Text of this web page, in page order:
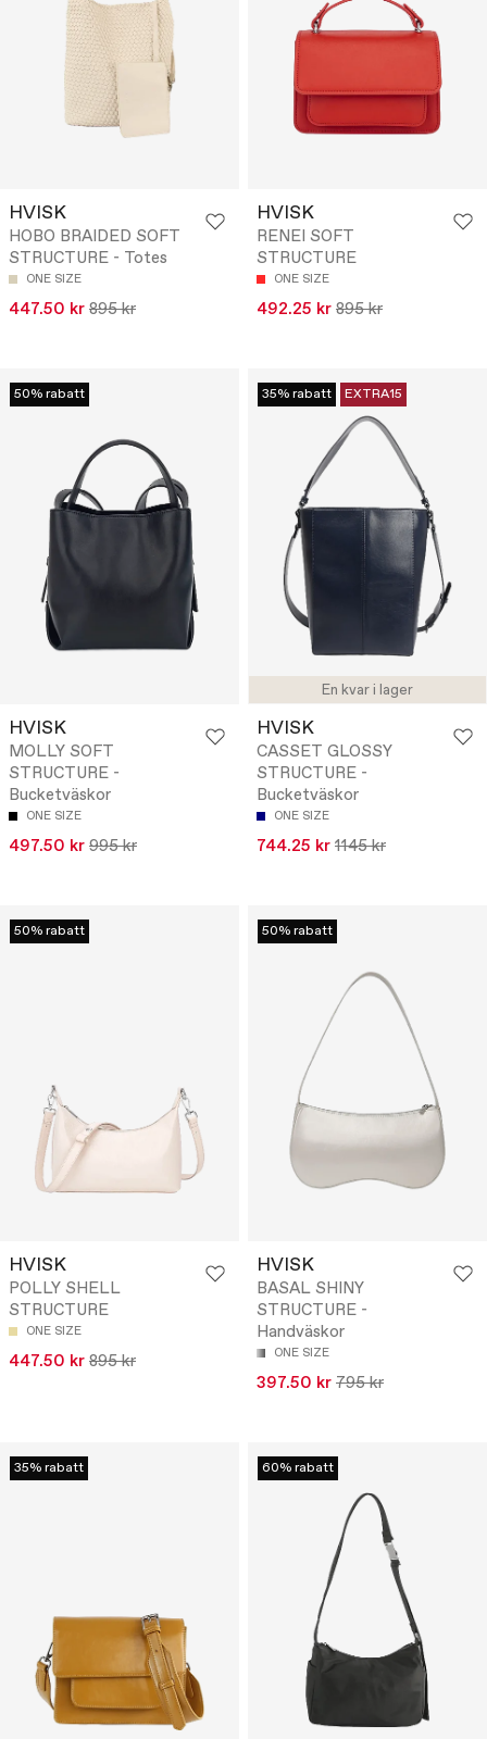
HVISK
HOBO BRAIDED SOFT
STRUCTURE - Totes
ONE SIZE
447.50 kr 895 kr
HVISK
RENEI SOFT
STRUCTURE
ONE SIZE
492.25 kr 895 kr
50% rabatt
HVISK
MOLLY SOFT
STRUCTURE -
Bucketväskor
ONE SIZE
497.50 kr 995 kr
En kvar i lager
35% rabatt EXTRA15
HVISK
CASSET GLOSSY
STRUCTURE -
Bucketväskor
ONE SIZE
744.25 kr 1145 kr
50% rabatt
HVISK
POLLY SHELL
STRUCTURE
ONE SIZE
447.50 kr 895 kr
50% rabatt
HVISK
BASAL SHINY
STRUCTURE -
Handväskor
ONE SIZE
397.50 kr 795 kr
35% rabatt 60% rabatt